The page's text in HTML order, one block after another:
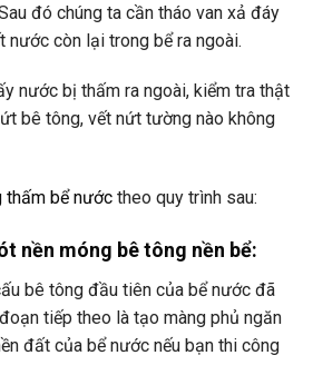
đó chúng ta cần tháo van xả đáy
nước còn lại trong bể ra ngoài.
nước bị thấm ra ngoài, kiểm tra thật
bê tông, vết nứt tường nào không
thấm bể nước theo quy trình sau:
nền móng bê tông nền bể:
bê tông đầu tiên của bể nước đã
tiếp theo là tạo màng phủ ngăn
đất của bể nước nếu bạn thi công